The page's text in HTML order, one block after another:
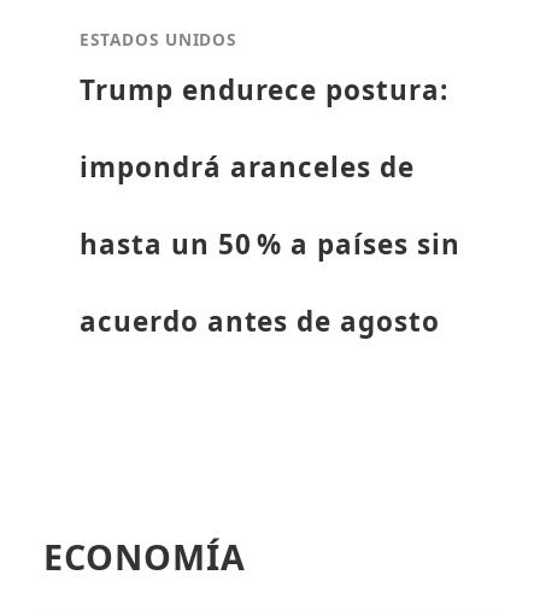
ESTADOS UNIDOS
Trump endurece postura:
impondrá aranceles de
hasta un 50 % a países sin
acuerdo antes de agosto
ECONOMÍA